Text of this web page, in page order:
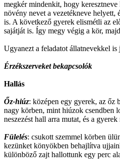
megkér mindenkit, hogy
növény nevet a vezetékneve helyett,
is. A következő gyerek elismétli az
sajátját is. Így megy végig a kör,
Ugyanezt a feladatot állatnevekkel is
Érzékszerveket bekapcsolók
Hallás
Őz-hiúz: középen egy gyerek, az őz
nagy körben, mint hiúzok csendben
neszezést hall arra mutat, és a
Fülelés: csukott szemmel körben
kezünket könyökben behajlítva
különböző zajt hallottunk egy perc